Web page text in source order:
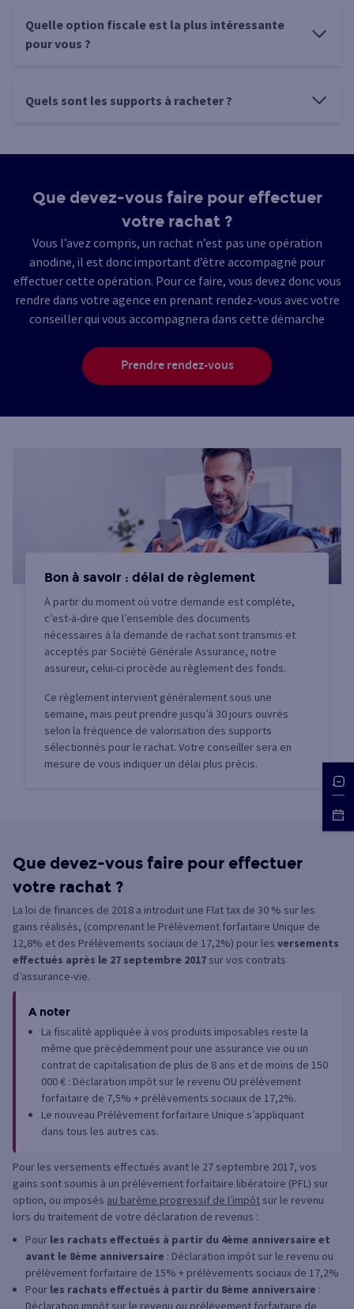
Quelle option fiscale est la plus intéressante
pour vous ?
Quels sont les supports à racheter ?
Que devez-vous faire pour effectuer
votre rachat ?
Vous l’avez compris, un rachat n’est pas une opération
anodine, il est donc important d’être accompagné pour
effectuer cette opération. Pour ce faire, vous devez donc vous
rendre dans votre agence en prenant rendez-vous avec votre
conseiller qui vous accompagnera dans cette démarche
Prendre rendez-vous
Bon à savoir : délai de règlement
À partir du moment où votre demande est complète,
c’est-à-dire que l’ensemble des documents
nécessaires à la demande de rachat sont transmis et
acceptés par Société Générale Assurance, notre
assureur, celui-ci procède au règlement des fonds.
Ce règlement intervient généralement sous une
semaine, mais peut prendre jusqu’à 30 jours ouvrés
selon la fréquence de valorisation des supports
sélectionnés pour le rachat. Votre conseiller sera en
mesure de vous indiquer un délai plus précis.
Que devez-vous faire pour effectuer
votre rachat ?
La loi de finances de 2018 a introduit une Flat tax de 30 % sur les
gains réalisés, (comprenant le Prélèvement forfaitaire Unique de
12,8% et des Prélèvements sociaux de 17,2%) pour les versements
effectués après le 27 septembre 2017 sur vos contrats
d’assurance-vie.
A noter
La fiscalité appliquée à vos produits imposables reste la
même que précédemment pour une assurance vie ou un
contrat de capitalisation de plus de 8 ans et de moins de 150
000 € : Déclaration impôt sur le revenu OU prélèvement
forfaitaire de 7,5% + prélèvements sociaux de 17,2%.
Le nouveau Prélèvement forfaitaire Unique s’appliquant
dans tous les autres cas.
Pour les versements effectués avant le 27 septembre 2017, vos
gains sont soumis à un prélèvement forfaitaire libératoire (PFL) sur
option, ou imposés au barème progressif de l’impôt sur le revenu
lors du traitement de votre déclaration de revenus :
Pour les rachats effectués à partir du 4ème anniversaire et
avant le 8ème anniversaire : Déclaration impôt sur le revenu ou
prélèvement forfaitaire de 15% + prélèvements sociaux de 17,2%
Pour les rachats effectués à partir du 8ème anniversaire :
Déclaration impôt sur le revenu ou prélèvement forfaitaire de